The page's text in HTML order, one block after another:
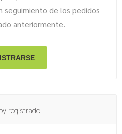
seguimiento de los pedidos
anteriormente.
registrado